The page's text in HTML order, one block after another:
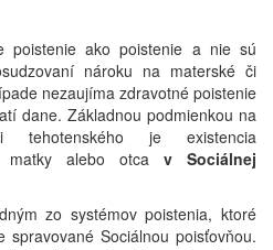
poistenie ako poistenie a nie sú
nároku na materské či
nezaujíma zdravotné poistenie
dane. Základnou podmienkou na
tehotenského je existencia
matky alebo otca v Sociálnej
zo systémov poistenia, ktoré
Sociálnou poisťovňou.